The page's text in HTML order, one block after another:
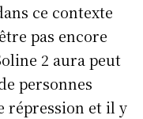
ce contexte
pas encore
2 aura peut
personnes
répression et il y